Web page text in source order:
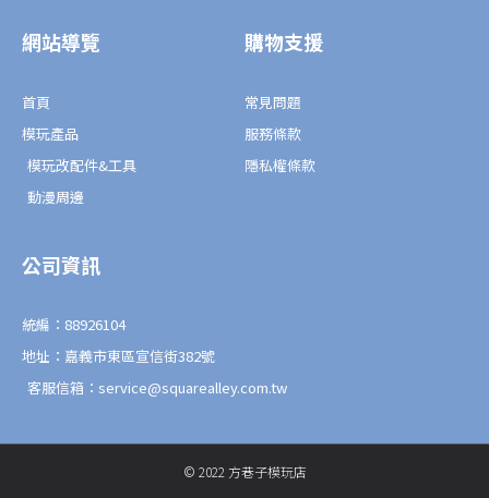
數
k
-
網站導覽
首頁
模玩產品
模玩改配件&工具
動漫周邊
購物支援
常見問題
服務條款
隱私權條款
公司資訊
統編：88926104
地址：嘉義市東區宣信街382號
客服信箱：service@squarealley.com.tw
© 2022 方巷子模玩店